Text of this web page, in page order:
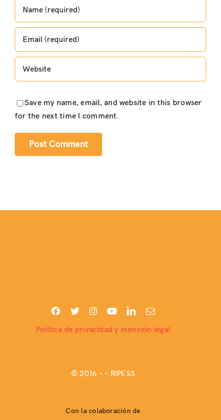
Save my name, email, and website in this browser
for the next time I comment.
Política de privacidad y mención legal
© 2016 –– RIPESS
Con la colaboración de